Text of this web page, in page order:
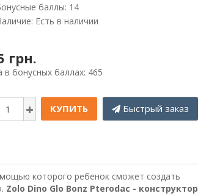
баллы: 14
Есть в наличии
грн.
в бонусных баллах: 465
КУПИТЬ Быстрый заказ
которого ребенок сможет создать
Zolo Dino Glo Bonz Pterodac - конструктор